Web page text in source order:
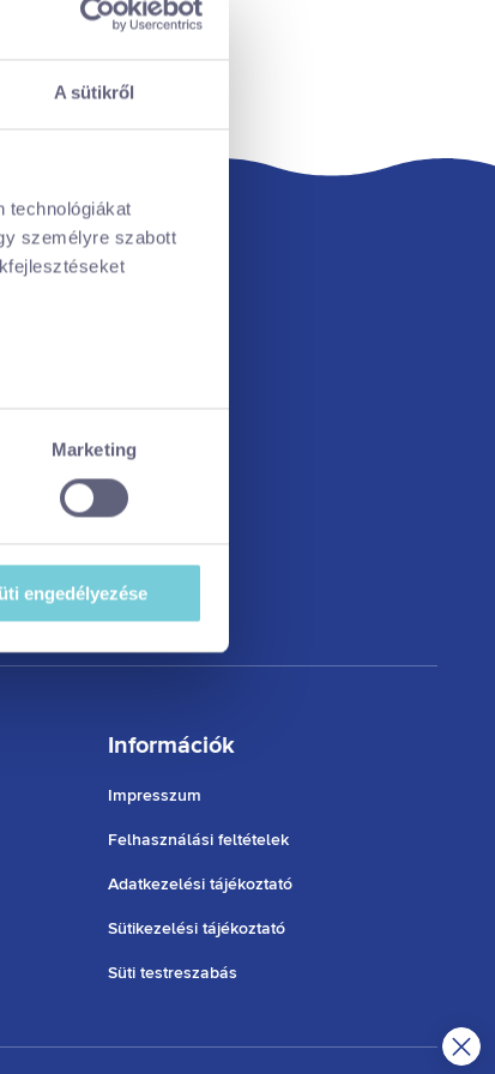
A sütikről
technológiákat
személyre szabott
pontban. Bármikor
e sütik
Marketing
engedélyezése
Információk
Impresszum
Felhasználási feltételek
Adatkezelési tájékoztató
Sütikezelési tájékoztató
Süti testreszabás